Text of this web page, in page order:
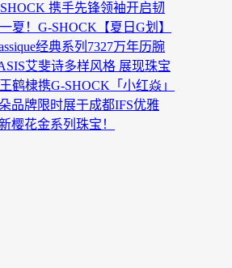
携手先锋领袖开启韧
夏！G-SHOCK【夏日G划】
经典系列7327万年历腕
艾斐诗多样风格 展现珠宝
鹤棣携G-SHOCK「小红焱」
品牌限时展于成都IFS优雅
樱花金系列珠宝！